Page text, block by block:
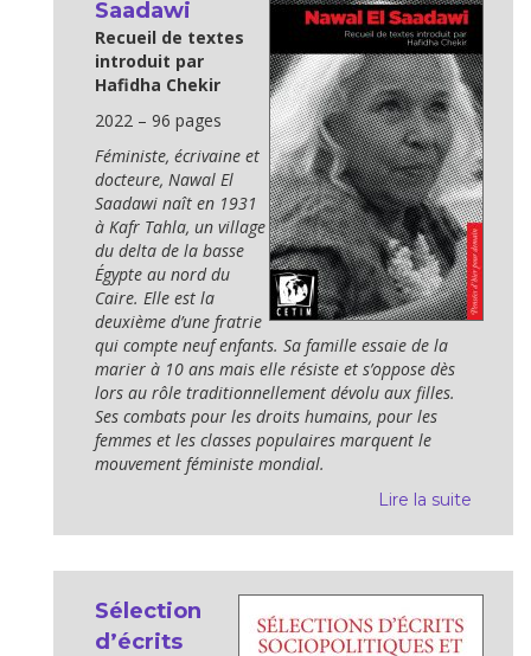
Saadawi
Recueil de textes
introduit par
Hafidha Chekir
2022 – 96 pages
Féministe, écrivaine et
docteure, Nawal El
Saadawi naît en 1931
à Kafr Tahla, un village
du delta de la basse
Égypte au nord du
Caire. Elle est la
deuxième d’une fratrie
qui compte neuf enfants. Sa famille essaie de la
marier à 10 ans mais elle résiste et s’oppose dès
lors au rôle traditionnellement dévolu aux filles.
S￹￹￹￹￹es combats pour les droits humains, pour les
femmes et l￹es classes populaires marquent le
mouvement féministe mondial.
Lire la suite
Sélection
d’écrits